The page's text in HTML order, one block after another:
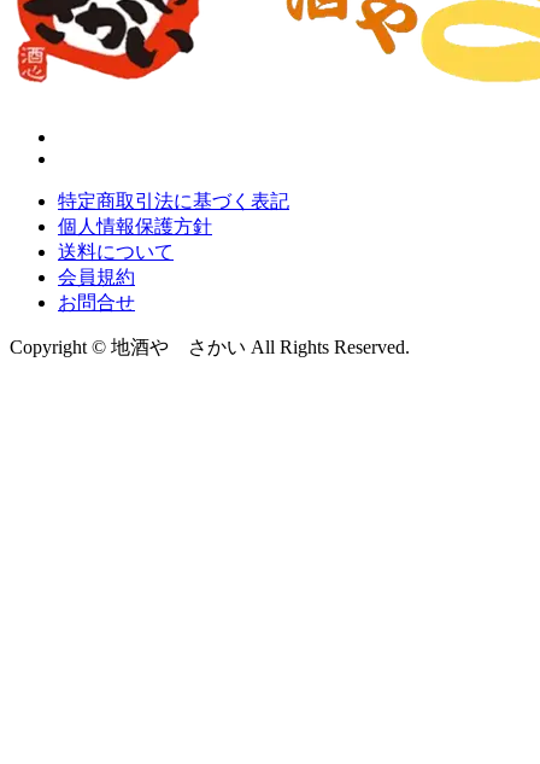
特定商取引法に基づく表記
個人情報保護方針
送料について
会員規約
お問合せ
Copyright © 地酒や さかい All Rights Reserved.